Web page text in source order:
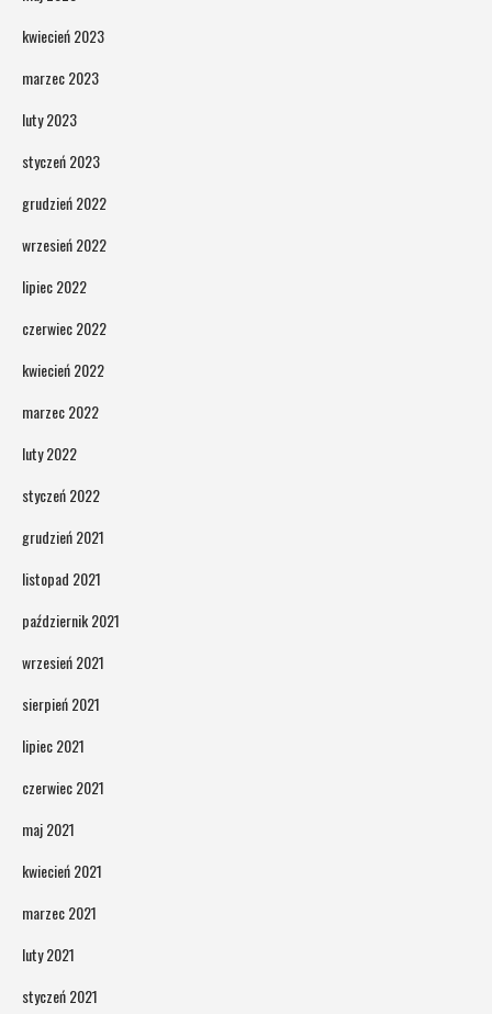
kwiecień 2023
marzec 2023
luty 2023
styczeń 2023
grudzień 2022
wrzesień 2022
lipiec 2022
czerwiec 2022
kwiecień 2022
marzec 2022
luty 2022
styczeń 2022
grudzień 2021
listopad 2021
październik 2021
wrzesień 2021
sierpień 2021
lipiec 2021
czerwiec 2021
maj 2021
kwiecień 2021
marzec 2021
luty 2021
styczeń 2021